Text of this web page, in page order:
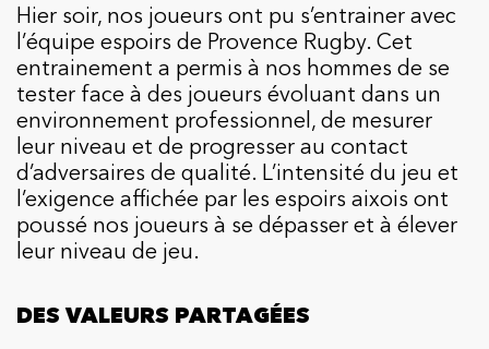
Hier soir, nos joueurs ont pu s’entrainer avec
l’équipe espoirs de Provence Rugby. Cet
entrainement a permis à nos hommes de se
tester face à des joueurs évoluant dans un
environnement professionnel, de mesurer
leur niveau et de progresser au contact
d’adversaires de qualité. L’intensité du jeu et
l’exigence affichée par les espoirs aixois ont
poussé nos joueurs à se dépasser et à élever
leur niveau de jeu.
DES VALEURS PARTAGÉES